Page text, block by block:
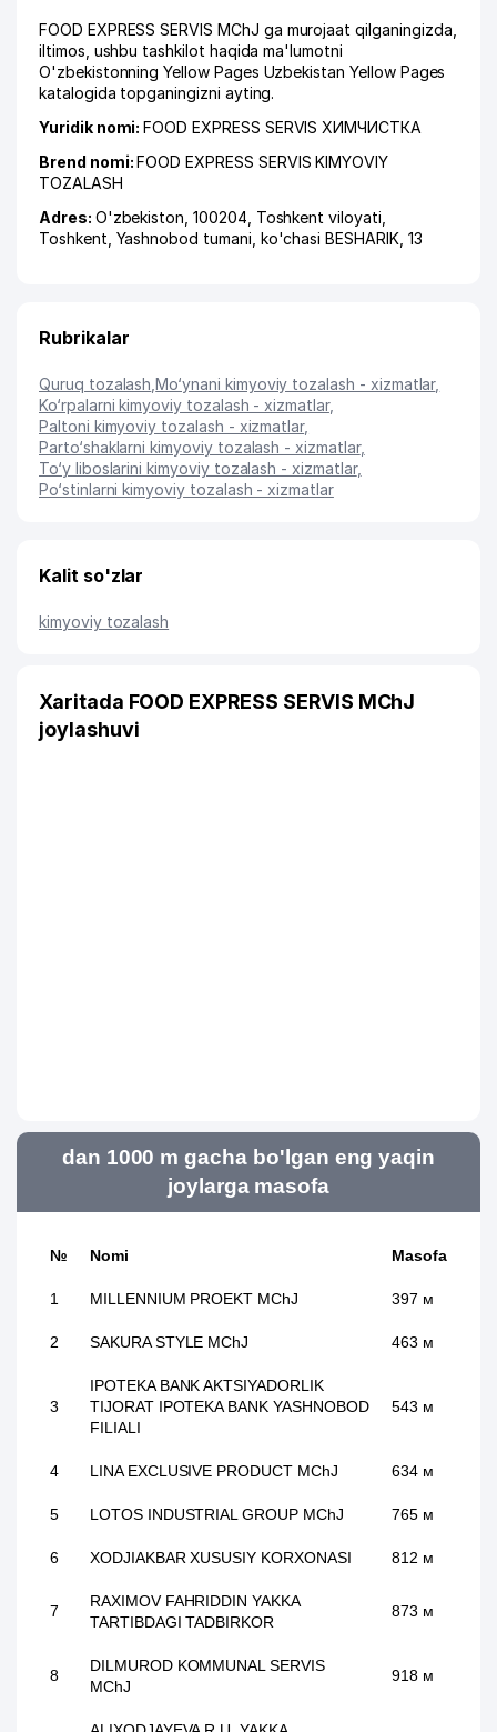
FOOD EXPRESS SERVIS MChJ ga murojaat qilganingizda,
iltimos, ushbu tashkilot haqida ma'lumotni
O'zbekistonning Yellow Pages Uzbekistan Yellow Pages
katalogida topganingizni ayting.
Yuridik nomi:FOOD EXPRESS SERVIS ХИМЧИСТКА
Brend nomi:FOOD EXPRESS SERVIS KIMYOVIY
TOZALASH
Adres: O'zbekiston, 100204, Toshkent viloyati
Toshkent Yashnobod tumani ko'chasi BESHARIK, 13
Rubrikalar
Quruq tozalash ,Mo‘ynani kimyoviy tozalash - xizmatlar,
Ko‘rpalarni kimyoviy tozalash - xizmatlar,
Paltoni kimyoviy tozalash - xizmatlar,
Parto‘shaklarni kimyoviy tozalash - xizmatlar,
To‘y liboslarini kimyoviy tozalash - xizmatlar,
Po‘stinlarni kimyoviy tozalash - xizmatlar
Kalit so'zlar
kimyoviy tozalash
Xaritada FOOD EXPRESS SERVIS MChJ
joylashuvi
dan 1000 m gacha bo'lgan eng yaqin
joylarga masofa
№ Nomi Masofa
1 MILLENNIUM PROEKT MChJ 397 м
2 SAKURA STYLE MChJ 463 м
3
IPOTEKA BANK AKTSIYADORLIK
TIJORAT IPOTEKA BANK YASHNOBOD
FILIALI
543 м
4 LINA EXCLUSIVE PRODUCT MChJ 634 м
5 LOTOS INDUSTRIAL GROUP MChJ 765 м
6 XODJIAKBAR XUSUSIY KORXONASI 812 м
7
RAXIMOV FAHRIDDIN YAKKA
TARTIBDAGI TADBIRKOR
873 м
8
DILMUROD KOMMUNAL SERVIS
MChJ
918 м